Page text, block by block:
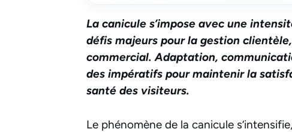
La canicule s’impose avec une
défis majeurs pour la gestion
commercial. Adaptation,
des impératifs pour maintenir la
santé des visiteurs.
Le phénomène de la canicule